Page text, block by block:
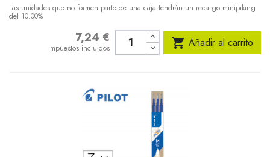
Las unidades que no formen parte de una caja tendrán un recargo minipiking
del 10.00%
7,24 €
Impuestos incluidos  Añadir al carrito